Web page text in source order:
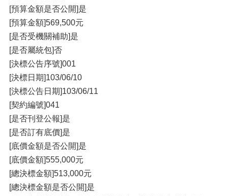
[預算金額是否公開]是
[預算金額]569,500元
[是否受機關補助]是
[是否屬統包]否
[決標公告序號]001
[決標日期]103/06/10
[決標公告日期]103/06/11
[契約編號]041
[是否刊登公報]是
[是否訂有底價]是
[底價金額是否公開]是
[底價金額]555,000元
[總決標金額]513,000元
[總決標金額是否公開]是